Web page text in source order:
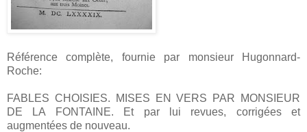
Référence complète, fournie par monsieur Hugonnard-
Roche:
FABLES CHOISIES. MISES EN VERS PAR MONSIEUR
DE LA FONTAINE. Et par lui revues, corrigées et
augmentées de nouveau.